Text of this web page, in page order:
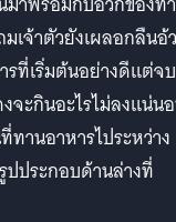
เจ้าตัวยังเผลอกลืนอ้
รที่เริ่มต้นอย่างดีแต่จบ
จะกินอะไรไม่ลงแน่น
านอาหารไประหว่าง
ปประกอบด้านล่างที่